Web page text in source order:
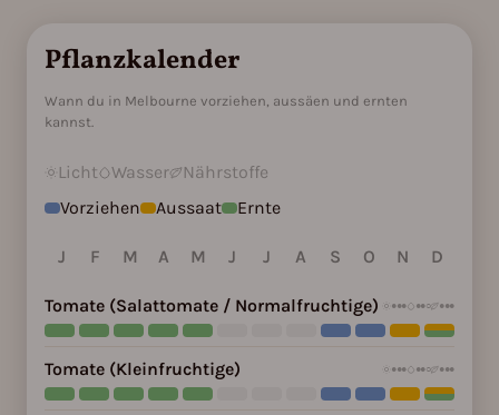
Pflanzkalender
Wann du in Melbourne vorziehen, aussäen und ernten
kannst.
Licht Wasser
Nährstoffe
Vorziehen
Aussaat Ernte
J F M A M J J A S O N D
Tomate (Salattomate / Normalfruchtige) ●●● ●●○ ●●●
Tomate (Kleinfruchtige) ●●● ●●○ ●●●